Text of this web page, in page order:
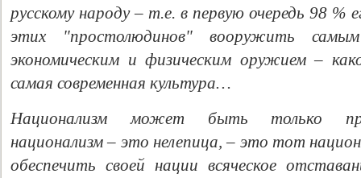
русскому народу – т.е. в первую очередь 98 %
этих "простолюдинов" вооружить самым
экономическим и физическим оружием –
самая современная культура…
Национализм может быть только
национализм – это нелепица, – это тот
обеспечить своей нации всяческое